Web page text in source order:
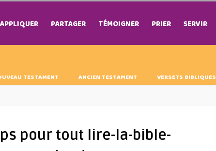
APPLIQUER PARTAGER TÉMOIGNER PRIER SERVIR
TESTAMENT ANCIEN TESTAMENT VERSETS BIBLIQUES
pour tout lire-la-bible-